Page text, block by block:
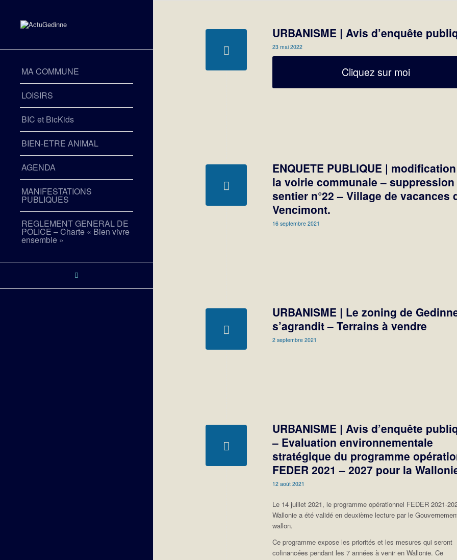
MA COMMUNE
LOISIRS
BIC et BicKids
BIEN-ETRE ANIMAL
AGENDA
MANIFESTATIONS
PUBLIQUES
REGLEMENT GENERAL DE
POLICE – Charte « Bien vivre
ensemble »
URBANISME | Avis d’enquête
23 mai 2022
Cliquez sur moi
ENQUETE PUBLIQUE |
la voirie communale –
sentier n°22 – Village de vacances
Vencimont.
16 septembre 2021
URBANISME | Le zoning de
s’agrandit – Terrains à vendre
2 septembre 2021
URBANISME | Avis d’enquête
– Evaluation environnementale
stratégique du programme
FEDER 2021 – 2027 pour la
12 août 2021
Le 14 juillet 2021, le programme opérationnel FEDER 2021-
Wallonie a été validé en deuxième lecture par le
wallon.
Ce programme expose les priorités et les mesures qui seront
cofinancées pendant les 7 années à venir en Wallonie. Ce